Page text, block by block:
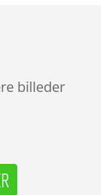
billeder